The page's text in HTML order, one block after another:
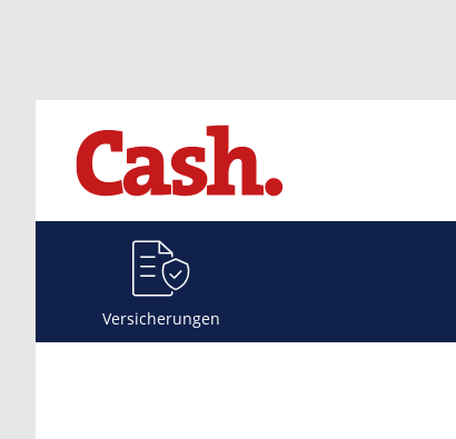
Versicherungen